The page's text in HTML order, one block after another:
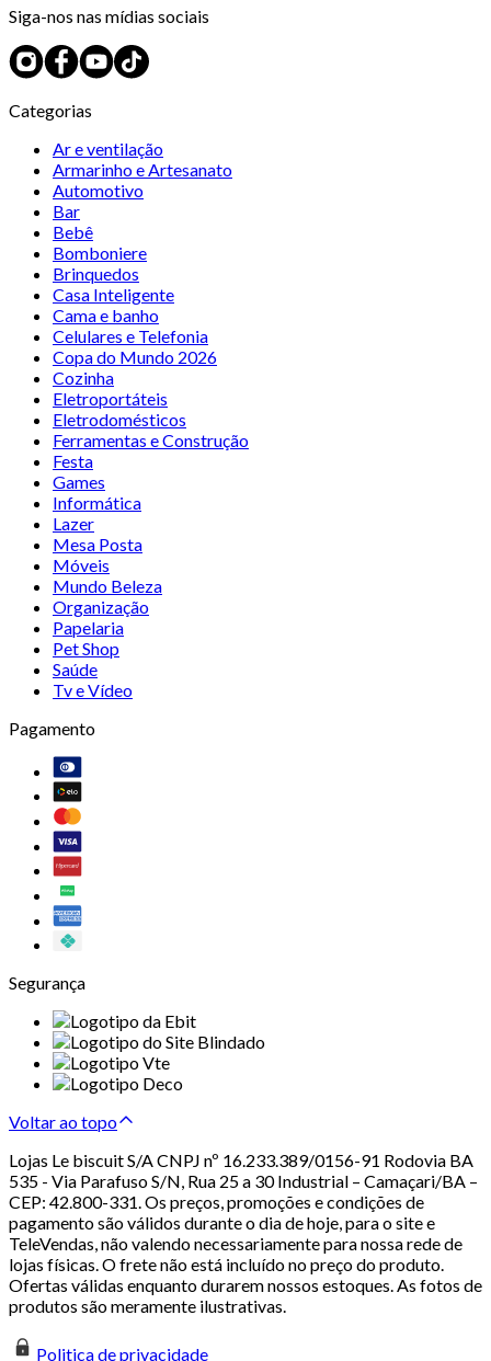
Siga-nos nas mídias sociais
Categorias
Ar e ventilação
Armarinho e Artesanato
Automotivo
Bar
Bebê
Bomboniere
Brinquedos
Casa Inteligente
Cama e banho
Celulares e Telefonia
Copa do Mundo 2026
Cozinha
Eletroportáteis
Eletrodomésticos
Ferramentas e Construção
Festa
Games
Informática
Lazer
Mesa Posta
Móveis
Mundo Beleza
Organização
Papelaria
Pet Shop
Saúde
Tv e Vídeo
Pagamento
Segurança
Voltar ao topo
Lojas Le biscuit S/A CNPJ nº 16.233.389/0156-91 Rodovia BA
535 - Via Parafuso S/N, Rua 25 a 30 Industrial – Camaçari/BA –
CEP: 42.800-331. Os preços, promoções e condições de
pagamento são válidos durante o dia de hoje, para o site e
TeleVendas, não valendo necessariamente para nossa rede de
lojas físicas. O frete não está incluído no preço do produto.
Ofertas válidas enquanto durarem nossos estoques. As fotos de
produtos são meramente ilustrativas.
Politica de privacidade